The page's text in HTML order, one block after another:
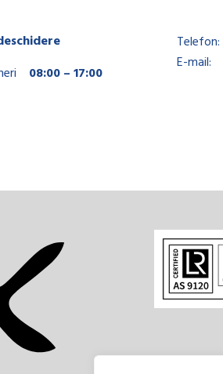
08:00 – 17:00
Telefon:
E-mail: